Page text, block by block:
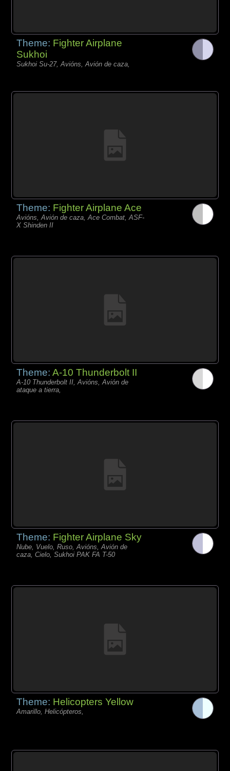
Theme: Fighter Airplane
Sukhoi
Sukhoi Su-27, Avións, Avión de caza,
Theme: Fighter Airplane Ace
Avións, Avión de caza, Ace Combat, ASF-
X Shinden II
Theme:A-10 Thunderbolt II
A-10 Thunderbolt II, Avións, Avión de
ataque a tierra,
Theme: Fighter Airplane Sky
Nube, Vuelo, Ruso, Avións, Avión de
caza, Cielo, Sukhoi PAK FA T-50
Theme: Helicopters Yellow
Amarillo, Helicópteros,